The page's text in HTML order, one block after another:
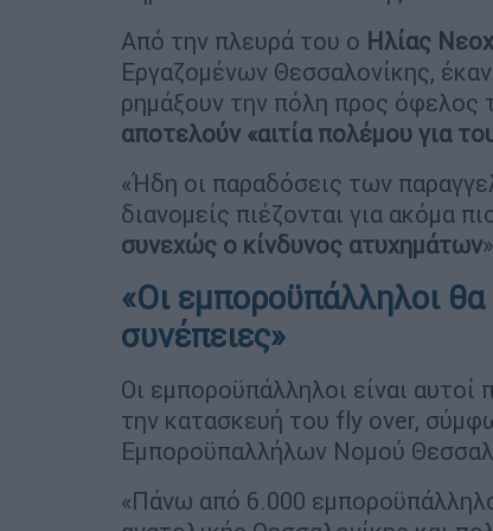
Από την πλευρά του ο Ηλίας
Εργαζομένων Θεσσαλονίκης,
ρημάξουν την πόλη προς όφελος
αποτελούν «αιτία πολέμου για
«Ήδη οι παραδόσεις των
διανομείς πιέζονται για ακόμα
συνεχώς ο κίνδυνος ατυχημάτων
«Οι εμποροϋπάλληλοι
συνέπειες»
Οι εμποροϋπάλληλοι είναι
την κατασκευή του fly over,
Εμποροϋπαλλήλων Νομού
«Πάνω από 6.000